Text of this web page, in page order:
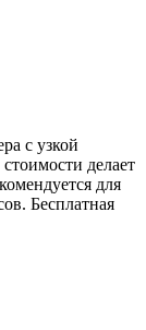
с узкой
делает
для
Бесплатная